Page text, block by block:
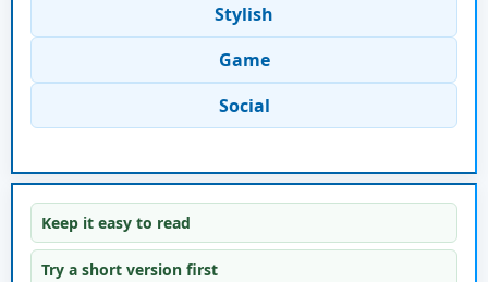
Stylish
Game
Social
Keep it easy to read
Try a short version first